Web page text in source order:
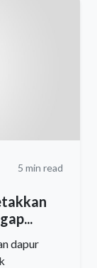
5 min read
dapur